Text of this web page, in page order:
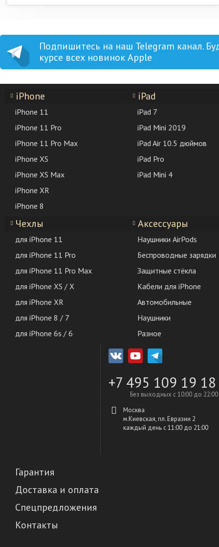
Подпишитесь на наш Telegram канал.
курсе всех новинок Apple
iPhone
iPhone 11
iPhone 11 Pro
iPhone 11 Pro Max
iPhone XS
iPhone XS Max
iPhone XR
iPhone 8
iPad
iPad 7
iPad Mini 2019
iPad Air 10.5 дюймов
iPad Pro
iPad Mini 4
Чехлы
для iPhone 11
для iPhone 11 Pro
для iPhone 11 Pro Max
для iPhone XS / X
для iPhone XR
для iPhone 8 / 7
для iPhone 6s / 6
Аксессуары
Наушники AirPods
Беспроводные зарядки
Защитные стёкла
Кабели для iPhone
Автомобильные
Наушники
Разное
+7 495 109 19 18
Без выходных с 10:00 до 22:00
Москва
м.Киевская, пл. Евразии 2
каждый день c 11:00 до 21:00
Гарантия
Доставка и оплата
Спецпредложения
Контакты